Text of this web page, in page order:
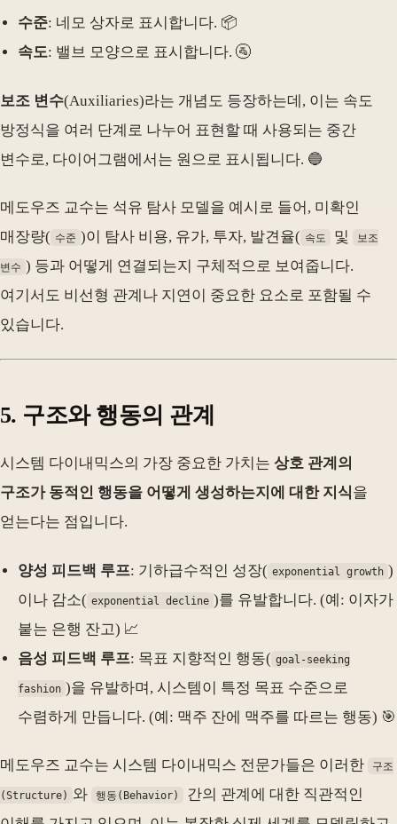
수준: 네모 상자로 표시합니다. 📦
속도: 밸브 모양으로 표시합니다. 🚰
보조 변수(Auxiliaries)라는 개념도 등장하는데, 이는 속도
방정식을 여러 단계로 나누어 표현할 때 사용되는 중간
변수로, 다이어그램에서는 원으로 표시됩니다. 🔵
메도우즈 교수는 석유 탐사 모델을 예시로 들어, 미확인
매장량( 수준 )이 탐사 비용, 유가, 투자, 발견율( 속도 및 보조
변수 ) 등과 어떻게 연결되는지 구체적으로 보여줍니다.
여기서도 비선형 관계나 지연이 중요한 요소로 포함될 수
있습니다.
5. 구조와 행동의 관계
시스템 다이내믹스의 가장 중요한 가치는 상호 관계의
구조가 동적인 행동을 어떻게 생성하는지에 대한 지식을
얻는다는 점입니다.
양성 피드백 루프: 기하급수적인 성장( exponential growth )
이나 감소( exponential decline )를 유발합니다. (예: 이자가
붙는 은행 잔고) 📈
음성 피드백 루프: 목표 지향적인 행동( goal-seeking
fashion )을 유발하며, 시스템이 특정 목표 수준으로
수렴하게 만듭니다. (예: 맥주 잔에 맥주를 따르는 행동) 🎯
메도우즈 교수는 시스템 다이내믹스 전문가들은 이러한 구조
(Structure) 와 행동(Behavior)
간의 관계에 대한 직관적인